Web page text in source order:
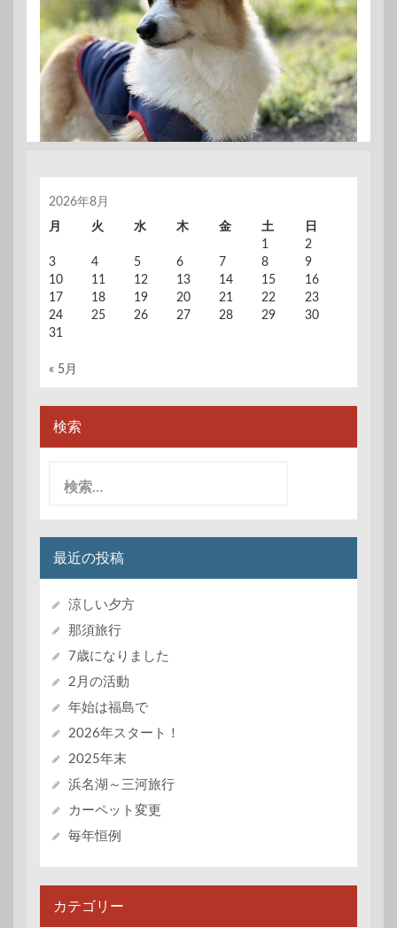
2026年8月
月
火 水 木 金 土
日
1
2
3
4 5 6 7 8
9
10
11 12 13 14 15
16
17
18 19 20 21 22
23
24
25 26 27 28 29
30
31
« 5月
検索
最近の投稿
涼しい夕方
那須旅行
7歳になりました
2月の活動
年始は福島で
2026年スタート！
2025年末
浜名湖～三河旅行
カーペット変更
毎年恒例
カテゴリー